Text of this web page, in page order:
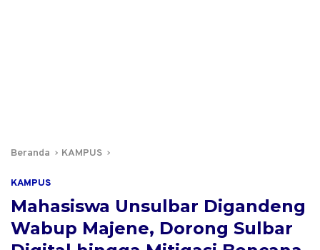
Beranda KAMPUS
KAMPUS
Mahasiswa Unsulbar Digandeng
Wabup Majene, Dorong Sulbar